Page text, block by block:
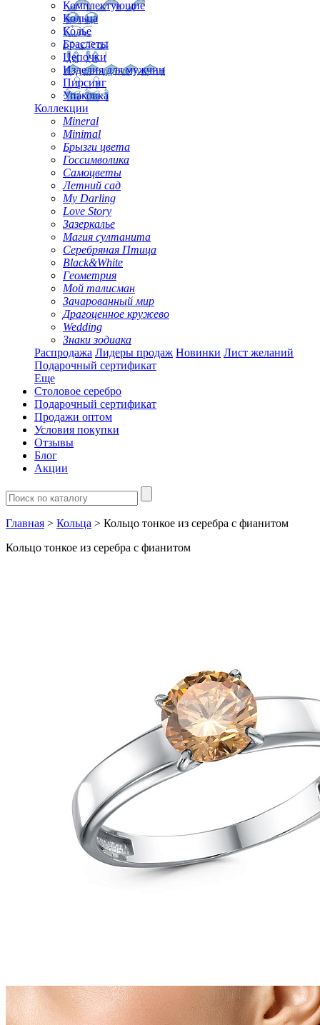
Комплектующие
Кольца
Колье
Браслеты
Цепочки
Изделия для мужчин
Пирсинг
Упаковка
Коллекции
Mineral
Minimal
Брызги цвета
Госсимволика
Самоцветы
Летний сад
My Darling
Love Story
Зазеркалье
Магия султанита
Серебряная Птица
Black&White
Геометрия
Мой талисман
Зачарованный мир
Драгоценное кружево
Wedding
Знаки зодиака
Распродажа Лидеры продаж Новинки Лист желаний
Подарочный сертификат
Еще
Столовое серебро
Подарочный сертификат
Продажи оптом
Условия покупки
Отзывы
Блог
Акции
Главная > Кольца > Кольцо тонкое из серебра с фианитом
Кольцо тонкое из серебра с фианитом